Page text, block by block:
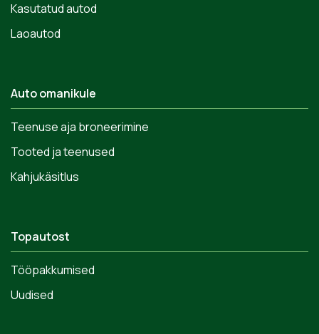
Kasutatud autod
Laoautod
Auto omanikule
Teenuse aja broneerimine
Tooted ja teenused
Kahjukäsitlus
Topautost
Tööpakkumised
Uudised